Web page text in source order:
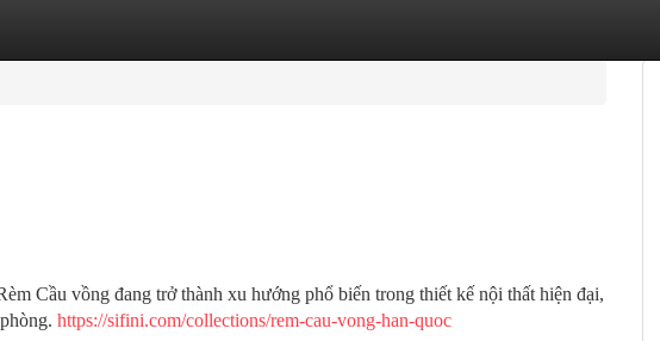
vồng đang trở thành xu hướng phổ biến trong thiết kế nội thất hiện đại,
https://sifini.com/collections/rem-cau-vong-han-quoc